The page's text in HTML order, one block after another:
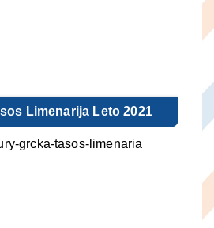
Limenarija Leto 2021